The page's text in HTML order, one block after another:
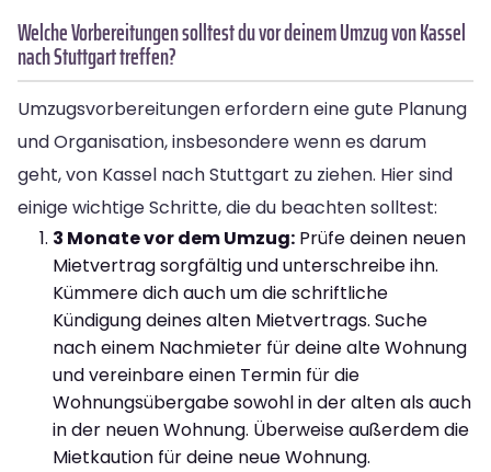
Welche Vorbereitungen solltest du vor deinem Umzug von Kassel
nach Stuttgart treffen?
Umzugsvorbereitungen erfordern eine gute Planung
und Organisation, insbesondere wenn es darum
geht, von Kassel nach Stuttgart zu ziehen. Hier sind
einige wichtige Schritte, die du beachten solltest:
3 Monate vor dem Umzug: Prüfe deinen neuen
Mietvertrag sorgfältig und unterschreibe ihn.
Kümmere dich auch um die schriftliche
Kündigung deines alten Mietvertrags. Suche
nach einem Nachmieter für deine alte Wohnung
und vereinbare einen Termin für die
Wohnungsübergabe sowohl in der alten als auch
in der neuen Wohnung. Überweise außerdem die
Mietkaution für deine neue Wohnung.